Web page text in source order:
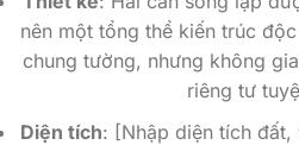
nên một tổng thể kiến trúc
chung tường, nhưng không
riêng tư
Diện tích: [Nhập diện tích